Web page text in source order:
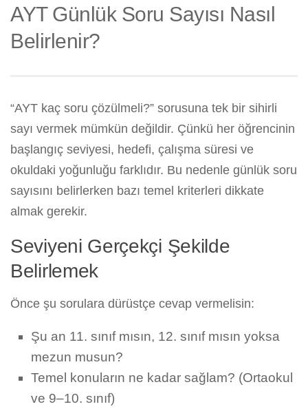
AYT Günlük Soru Sayısı Nasıl
Belirlenir?
“AYT kaç soru çözülmeli?” sorusuna tek bir sihirli
sayı vermek mümkün değildir. Çünkü her öğrencinin
başlangıç seviyesi, hedefi, çalışma süresi ve
okuldaki yoğunluğu farklıdır. Bu nedenle günlük soru
sayısını belirlerken bazı temel kriterleri dikkate
almak gerekir.
Seviyeni Gerçekçi Şekilde
Belirlemek
Önce şu sorulara dürüstçe cevap vermelisin:
Şu an 11. sınıf mısın, 12. sınıf mısın yoksa
mezun musun?
Temel konuların ne kadar sağlam? (Ortaokul
ve 9–10. sınıf)